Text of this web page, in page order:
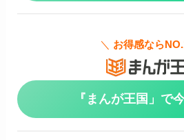
＼ お得感なら
『まんが王国」で